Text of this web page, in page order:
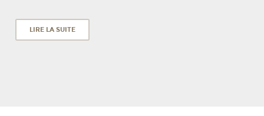
LIRE LA SUITE